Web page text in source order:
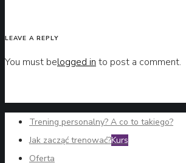
LEAVE A REPLY
You must belogged in to post a comment.
Trening personalny? A co to takiego?
Jak zacząć trenować?Kurs
Oferta